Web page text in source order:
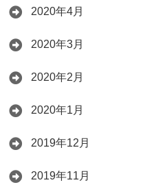
2020年4月
2020年3月
2020年2月
2020年1月
2019年12月
2019年11月